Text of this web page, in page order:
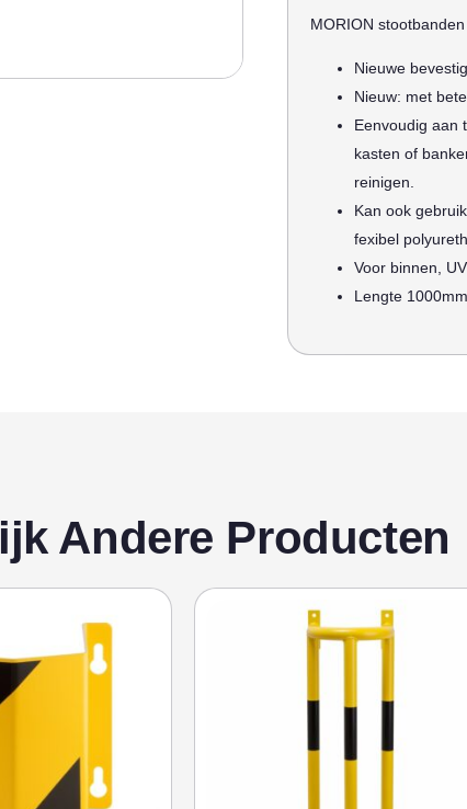
MORION
Nieuwe
Nieuw: met
Eenvoudig aan
kasten of
reinigen.
Kan ook
fexibel
Voor binnen,
Lengte
Andere Producten